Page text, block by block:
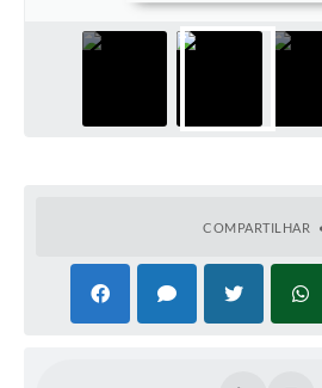
Sistema de Protocolo
Associação dos Servidores Públicos
Vinhedo
COMPARTILHAR